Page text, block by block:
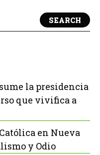
SEARCH
la presidencia
que vivifica a
en Nueva
y Odio